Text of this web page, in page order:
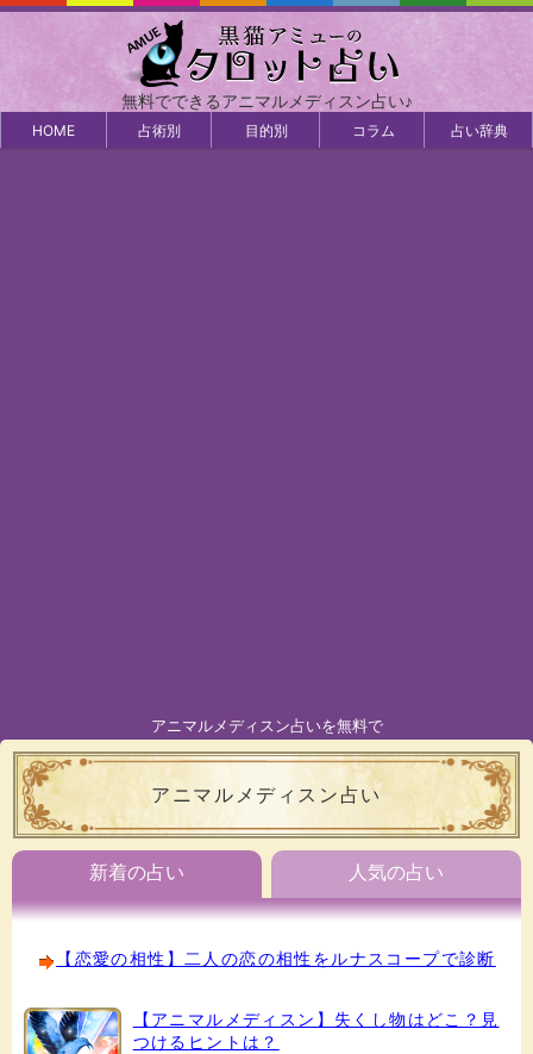
無料でできるアニマルメディスン占い♪
HOME 占術別 目的別 コラム 占い辞典
アニマルメディスン占いを無料で
アニマルメディスン占い
新着の占い 人気の占い
【恋愛の相性】二人の恋の相性をルナスコープで診断
【アニマルメディスン】失くし物はどこ？見
つけるヒントは？